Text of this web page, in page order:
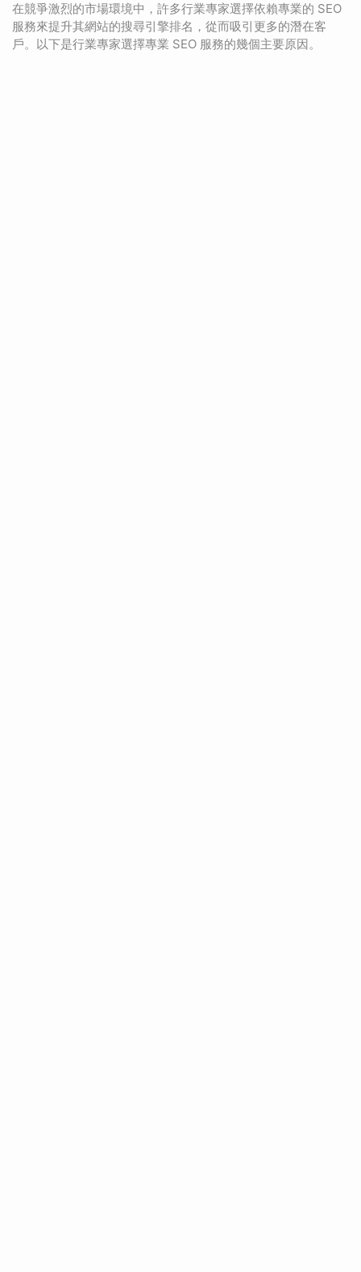
在競爭激烈的市場環境中，許多行業專家選擇依賴專業的 SEO
服務來提升其網站的搜尋引擎排名，從而吸引更多的潛在客
戶。以下是行業專家選擇專業 SEO 服務的幾個主要原因。